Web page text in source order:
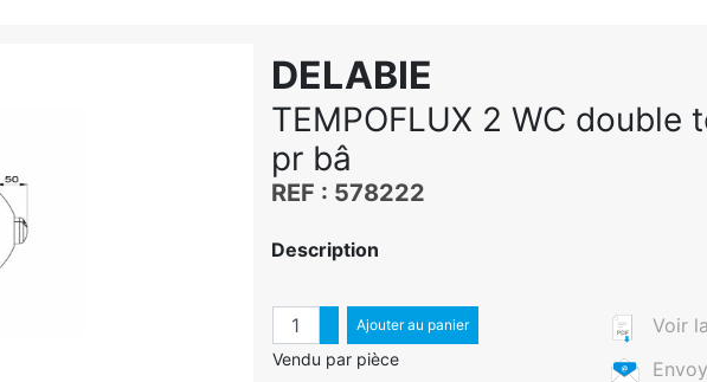
DELABIE
TEMPOFLUX 2 WC double
pr bâ
REF : 578222
Description
QuantitéAugmenter quantité
Diminuer quantité
Ajouter au panier
Vendu par pièce
Voir